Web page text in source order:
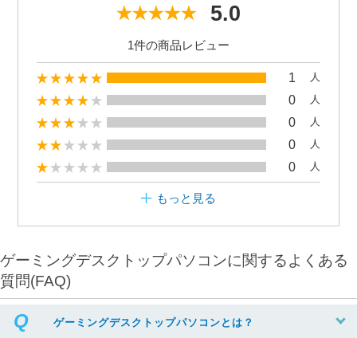
5.0
1件の商品レビュー
1 人
0 人
0 人
0 人
0 人
もっと見る
ゲーミングデスクトップパソコンに関するよくある
質問(FAQ)
ゲーミングデスクトップパソコンとは？